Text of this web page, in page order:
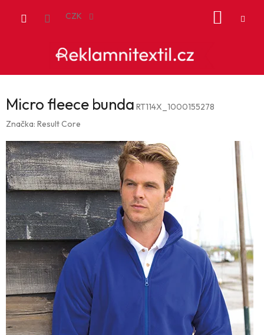
CZK
Micro fleece bunda RT114X_1000155278
Značka: Result Core